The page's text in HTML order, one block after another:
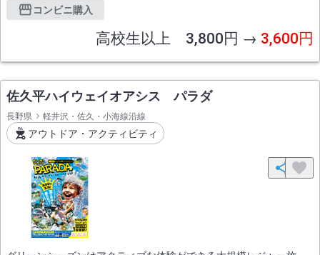
コンビニ購入
高校生以上 3,800円 → 3,600円
佐久平ハイウェイオアシス パラダ
長野県 軽井沢・佐久・小海線沿線
アウトドア・アクティビティ